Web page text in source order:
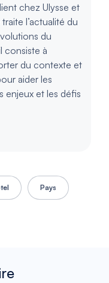
chez Ulysse et
l’actualité du
du
consiste à
du contexte et
aider les
enjeux et les défis
Pays